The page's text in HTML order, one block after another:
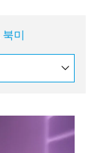
북미